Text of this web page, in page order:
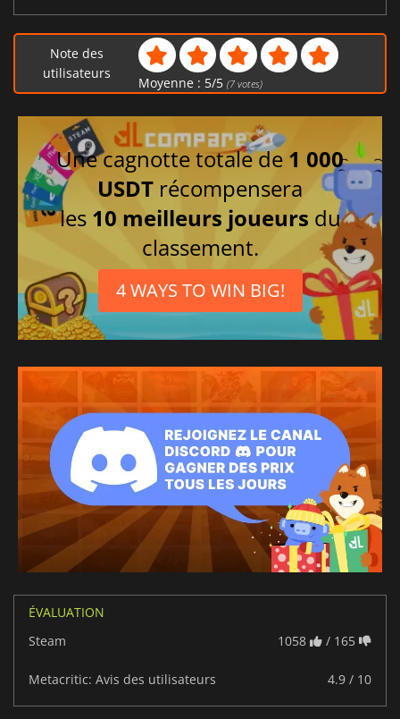
Note des
utilisateurs
Moyenne : 5/5 (7votes)
Une cagnotte totale de 1 000
USDT récompensera
les 10 meilleurs joueurs du
classement.
4 WAYS TO WIN BIG!
ÉVALUATION
Steam
1058 / 165
Metacritic: Avis des utilisateurs 4.9 / 10